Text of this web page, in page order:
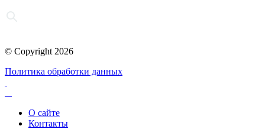
© Copyright 2026
Политика обработки данных
О сайте
Контакты